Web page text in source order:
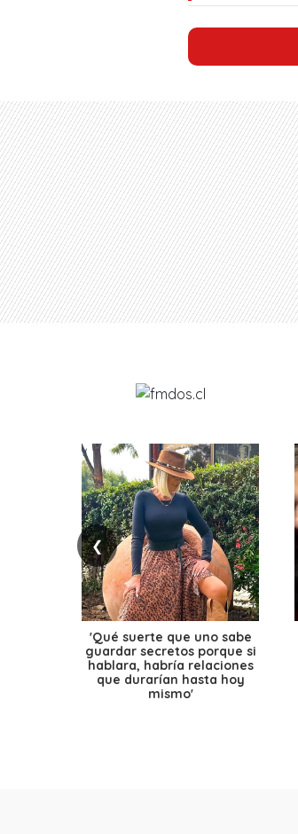
❮
'Qué suerte que uno sabe
guardar secretos porque si
hablara, habría relaciones
que durarían hasta hoy
mismo'